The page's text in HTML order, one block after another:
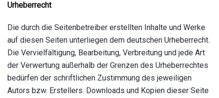
Urheberrecht
Die durch die Seitenbetreiber erstellten Inhalte und Werke
auf diesen Seiten unterliegen dem deutschen Urheberrecht.
Die Vervielfältigung, Bearbeitung, Verbreitung und jede Art
der Verwertung außerhalb der Grenzen des Urheberrechtes
bedürfen der schriftlichen Zustimmung des jeweiligen
Autors bzw. Erstellers. Downloads und Kopien dieser Seite